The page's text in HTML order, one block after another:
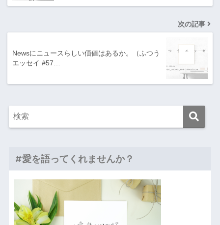
次の記事
Newsにニュースらしい価値はあるか。（ふつう
エッセイ #57…
#愛を語ってくれませんか？